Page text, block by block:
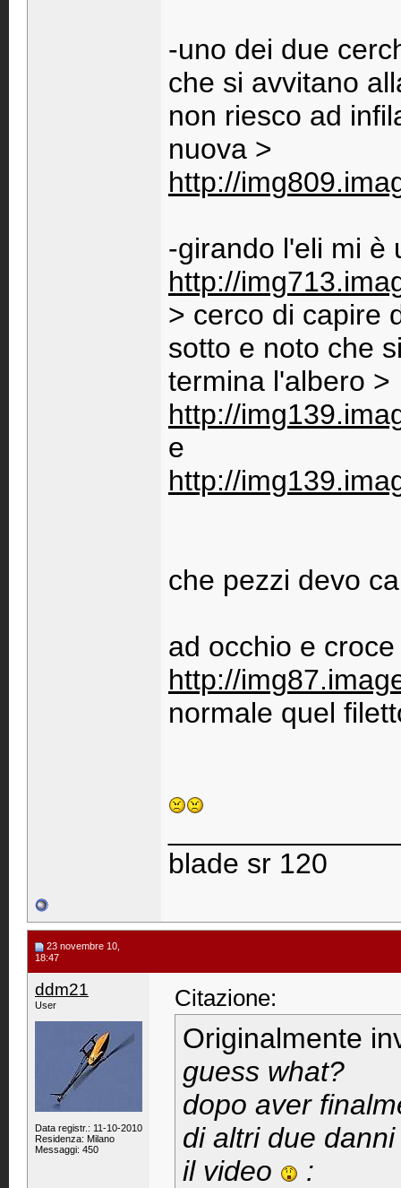
-uno dei due
che si avvitano
non riesco ad
nuova >
http://
-girando l'eli mi è
http://
> cerco di capire
sotto e noto che
termina l'albero >
http://
e
http://
che pezzi devo
ad occhio e
http://
normale quel
blade sr 120
23 novembre 10,
18:47
ddm21
User
Data registr.: 11-10-2010
Residenza: Milano
Messaggi: 450
Citazione:
Originalmente
guess what?
dopo aver
di altri due
il video
: